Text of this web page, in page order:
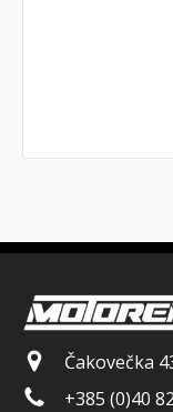
Čakovečka
+385 (0)40